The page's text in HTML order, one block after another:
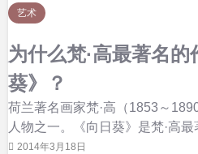
艺术
为什么梵·高最著名的
葵》？
荷兰著名画家梵·高（1853～
人物之一。《向日葵》是梵·高
2014年3月18日